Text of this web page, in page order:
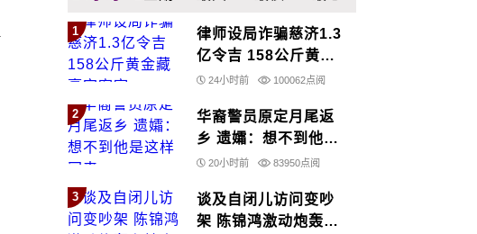
1
律师设局诈骗慈济1.3
亿令吉 158公斤黄金
藏豪宅密室
24小时前 100062点阅
2
华裔警员原定月尾返
乡 遗孀：想不到他是
这样回来……
20小时前 83950点阅
3
谈及自闭儿访问变吵
架 陈锦鸿激动炮轰主